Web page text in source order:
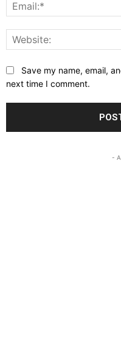
Save my name, email,
next time I comment.
-